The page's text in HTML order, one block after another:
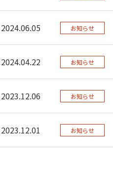
2024.06.05 お知らせ
2024.04.22 お知らせ
2023.12.06 お知らせ
2023.12.01 お知らせ